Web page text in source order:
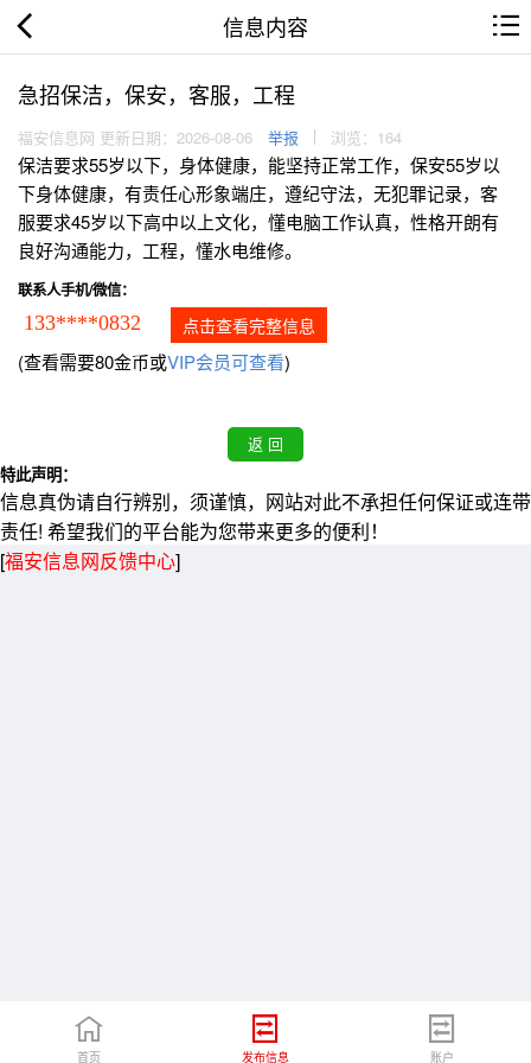
信息内容
急招保洁，保安，客服，工程
福安信息网 更新日期：2026-08-06 举报 浏览：164
保洁要求55岁以下，身体健康，能坚持正常工作，保安55岁以
下身体健康，有责任心形象端庄，遵纪守法，无犯罪记录，客
服要求45岁以下高中以上文化，懂电脑工作认真，性格开朗有
良好沟通能力，工程，懂水电维修。
联系人手机/微信：
133****0832 点击查看完整信息
(查看需要80金币或VIP会员可查看)
特此声明：
信息真伪请自行辨别，须谨慎，网站对此不承担任何保证或连带
责任! 希望我们的平台能为您带来更多的便利！
[福安信息网反馈中心]
首页 发布信息 账户